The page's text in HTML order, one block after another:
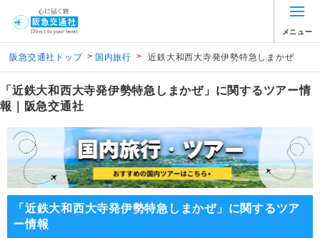
メニュー
阪急交通社トップ > 国内旅行 > 近鉄大和西大寺発伊勢特急しまかぜ
「近鉄大和西大寺発伊勢特急しまかぜ」に関するツアー情
報｜阪急交通社
「近鉄大和西大寺発伊勢特急しまかぜ」に関するツア
ー情報